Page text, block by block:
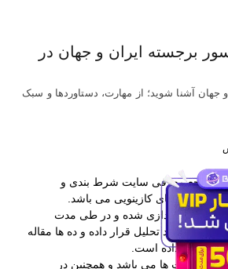
۱۰ بوکسور برجسته ایران و جهان در
و جهان آشنا شوید؛ از مهارت، دستاوردها و سبک
مراجع معرفی سایت شرط بندی و
و بازی های کازینویی می باشد.
این وب سایت در سال 1397 راه اندازی شده و در طی مدت
بیش از 400 سایت را مورد تحلیل قرار داده و ده ها مقاله
قرار داده است.
اینفو کامنت ها می باشد و همچنین در